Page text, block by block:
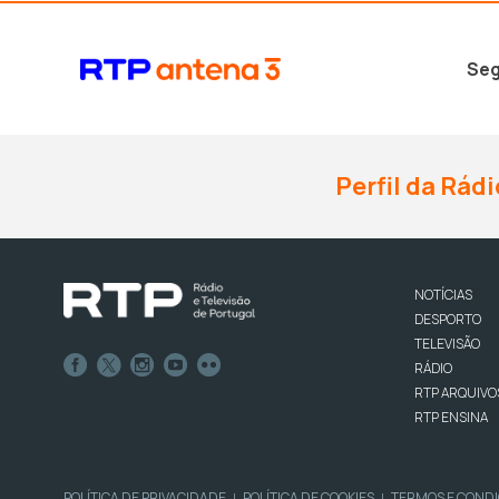
Perfil da
NOTÍCIAS
DESPORTO
TELEVISÃO
RÁDIO
RTP
RTP ENSINA